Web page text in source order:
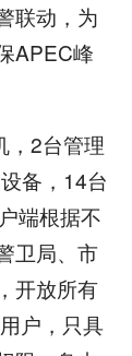
联动，为
APEC峰
2台管理
备，14台
端根据不
卫局、市
开放所有
户，只具